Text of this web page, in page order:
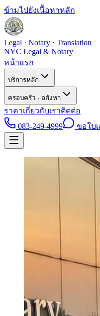
ข้ามไปยังเนื้อหาหลัก
Legal · Notary · Translation
NYC Legal & Notary
หน้าแรก
บริการหลัก
ครอบครัว · อสังหา
ราคาเกี่ยวกับเราติดต่อ
083-249-4999
ขอใบ